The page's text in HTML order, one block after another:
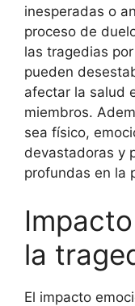
inesperadas o
proceso de
las tragedias
pueden
afectar la salud
miembros.
sea físico,
devastadoras y
profundas en la
la
El impacto